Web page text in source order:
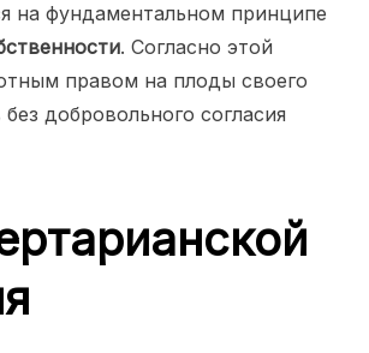
на фундаментальном принципе
. Согласно этой
правом на плоды своего
добровольного согласия